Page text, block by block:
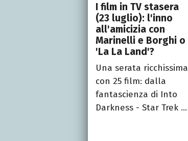
I film in TV stasera
(23 luglio): l'inno
all'amicizia con
Marinelli e Borghi o
'La La Land'?
Una serata ricchissima
con 25 film: dalla
fantascienza di Into
Darkness - Star Trek ...